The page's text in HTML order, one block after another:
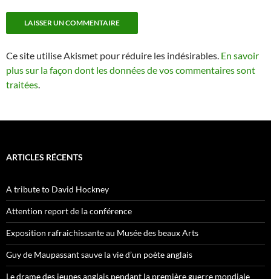
Ce site utilise Akismet pour réduire les indésirables. En savoir
plus sur la façon dont les données de vos commentaires sont
traitées.
ARTICLES RÉCENTS
A tribute to David Hockney
Attention report de la conférence
Exposition rafraichissante au Musée des beaux Arts
Guy de Maupassant sauve la vie d’un poète anglais
Le drame des jeunes anglais pendant la première guerre mondiale